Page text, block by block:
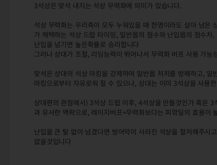
3석상은 맞석 내지는 석상 무력화에 의미가 있습니다.
석상 무력화는 우리측이 모두 누워있을 때 한명이라도 살아 남
가 채택하는 석상 드랍 타이밍, 일반몹의 점수와 난입몹의 점수
난입을 넘기면 높은확률로 승리합니다
그러나 상대가 조절, 리딩능력이 뛰어나서 무력화 버프 사용 가
맞석은 상대의 석상 마킹을 강제하여 일반몹 처치를 방해하고,
마킹으로부터 자유로워 질 수 있으나, 상대는 이미 3석상을 사용
상대편의 관점에서) 3석상 드랍 이후, 4석상을 만들것인가 혹은
과 유사한 맥락으로, 레이지버프+무력화보다는 피깎딜의 효용이
난입을 큰 탈 없이 넘겼다면 방어막이 사라진 석상을 철저해주
없을것입니다